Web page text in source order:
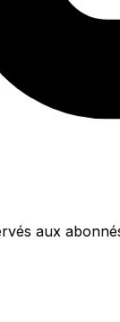
aux